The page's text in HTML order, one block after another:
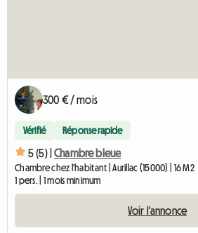
300 € / mois
Vérifié Réponse rapide
5 (5) | Chambre bleue
Chambre chez l'habitant | Aurillac (15000) | 16 M2
1 pers. | 1 mois minimum
Voir l'annonce